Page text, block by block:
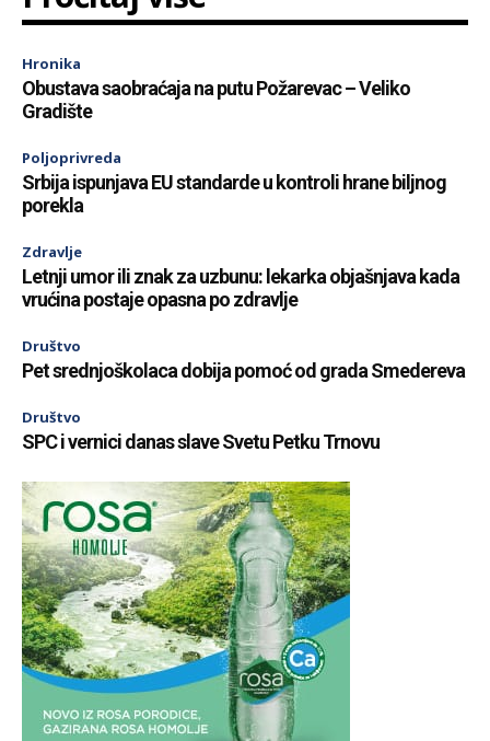
Hronika
Obustava saobraćaja na putu Požarevac – Veliko
Gradište
Poljoprivreda
Srbija ispunjava EU standarde u kontroli hrane biljnog
porekla
Zdravlje
Letnji umor ili znak za uzbunu: lekarka objašnjava kada
vrućina postaje opasna po zdravlje
Društvo
Pet srednjoškolaca dobija pomoć od grada Smedereva
Društvo
SPC i vernici danas slave Svetu Petku Trnovu